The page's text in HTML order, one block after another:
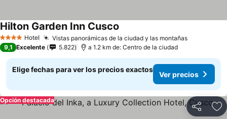
4 EstrellasHotel Vistas panorámicas de la ciudad y las montañas
Hilton Garden Inn Cusco
9,1 Excelente 5.822 a 1.2 km de: Centro de la ciudad
Elige fechas para ver los precios exactos
Ver precios
Compartir
Opción destacada